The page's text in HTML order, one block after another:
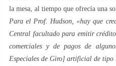
la mesa, al tiempo que ofrecía una
Para el Prof. Hudson, «hay que
Central facultado para emitir
comerciales y de pagos de
Especiales de Giro] artificial de tipo